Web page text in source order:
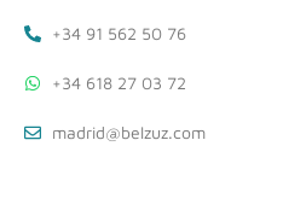
+34 91 562 50 76
+34 618 27 03 72
madrid@belzuz.com